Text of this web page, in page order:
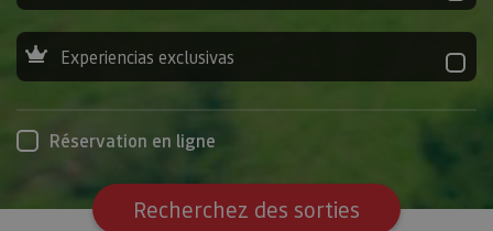
Experiencias exclusivas
Réservation en ligne
Recherchez des sorties